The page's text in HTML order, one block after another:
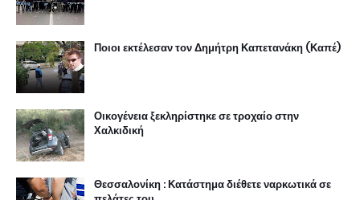
Ποιοι εκτέλεσαν τον Δημήτρη Καπετανάκη (Καπέ)
Οικογένεια ξεκληρίστηκε σε τροχαίο στην
Χαλκιδική
Θεσσαλονίκη : Κατάστημα διέθετε ναρκωτικά σε